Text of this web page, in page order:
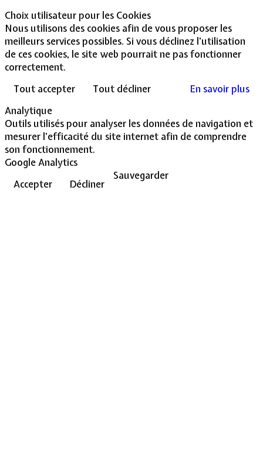
Choix utilisateur pour les Cookies
Nous utilisons des cookies afin de vous proposer les
meilleurs services possibles. Si vous déclinez l'utilisation
de ces cookies, le site web pourrait ne pas fonctionner
correctement.
Tout accepter
Tout décliner
En savoir plus
Analytique
Outils utilisés pour analyser les données de navigation et
mesurer l'efficacité du site internet afin de comprendre
son fonctionnement.
Google Analytics
Accepter
Décliner
Sauvegarder